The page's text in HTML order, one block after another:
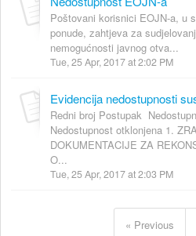
Poštovani korisnici EOJN-a, u
ponude, zahtjeva za
nemogućnosti javnog otva...
Tue, 25 Apr, 2017 at 2:02 PM
Evidencija nedostupnosti
Redni broj Postupak
Nedostupnost otklonjena 1.
DOKUMENTACIJE ZA
O...
Tue, 25 Apr, 2017 at 2:03 PM
« Previous